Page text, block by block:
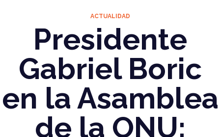
ACTUALIDAD
Presidente
Gabriel Boric
en la Asamblea
de la ONU: